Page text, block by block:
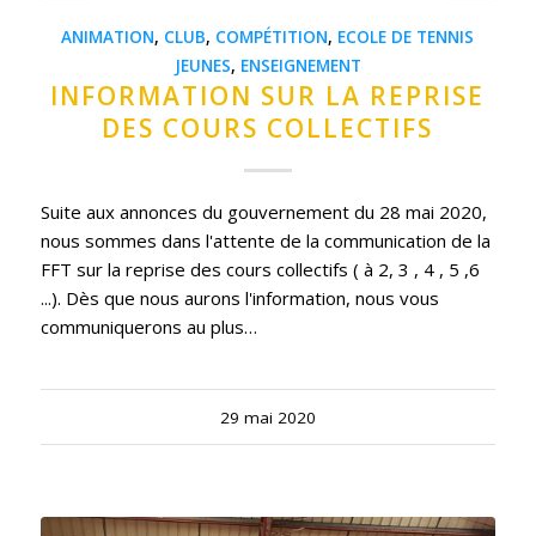
ANIMATION, CLUB, COMPÉTITION, ECOLE DE TENNIS
JEUNES, ENSEIGNEMENT
INFORMATION SUR LA REPRISE
DES COURS COLLECTIFS
Suite aux annonces du gouvernement du 28 mai 2020,
nous sommes dans l'attente de la communication de la
FFT sur la reprise des cours collectifs ( à 2, 3 , 4 , 5 ,6
...). Dès que nous aurons l'information, nous vous
communiquerons au plus…
29 mai 2020